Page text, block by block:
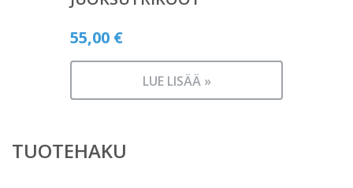
55,00 €
LUE LISÄÄ »
TUOTEHAKU